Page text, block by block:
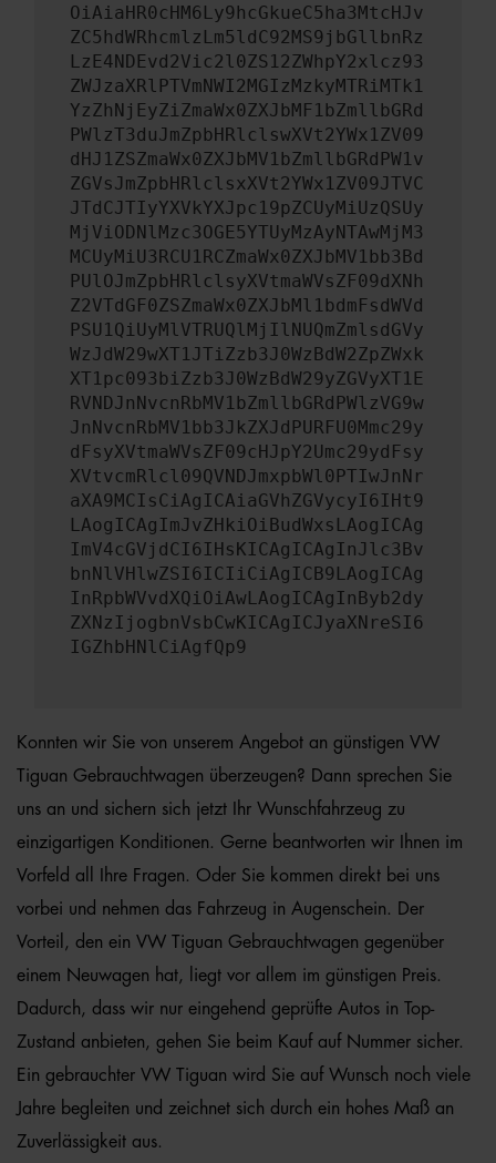
OiAiaHR0cHM6Ly9hcGkueC5ha3MtcHJv
ZC5hdWRhcmlzLm5ldC92MS9jbGllbnRz
LzE4NDEvd2Vic2l0ZS12ZWhpY2xlcz93
ZWJzaXRlPTVmNWI2MGIzMzkyMTRiMTk1
YzZhNjEyZiZmaWx0ZXJbMF1bZmllbGRd
PWlzT3duJmZpbHRlclswXVt2YWx1ZV09
dHJ1ZSZmaWx0ZXJbMV1bZmllbGRdPW1v
ZGVsJmZpbHRlclsxXVt2YWx1ZV09JTVC
JTdCJTIyYXVkYXJpc19pZCUyMiUzQSUy
MjViODNlMzc3OGE5YTUyMzAyNTAwMjM3
MCUyMiU3RCU1RCZmaWx0ZXJbMV1bb3Bd
PUlOJmZpbHRlclsyXVtmaWVsZF09dXNh
Z2VTdGF0ZSZmaWx0ZXJbMl1bdmFsdWVd
PSU1QiUyMlVTRUQlMjIlNUQmZmlsdGVy
WzJdW29wXT1JTiZzb3J0WzBdW2ZpZWxk
XT1pc093biZzb3J0WzBdW29yZGVyXT1E
RVNDJnNvcnRbMV1bZmllbGRdPWlzVG9w
JnNvcnRbMV1bb3JkZXJdPURFU0Mmc29y
dFsyXVtmaWVsZF09cHJpY2Umc29ydFsy
XVtvcmRlcl09QVNDJmxpbWl0PTIwJnNr
aXA9MCIsCiAgICAiaGVhZGVycyI6IHt9
LAogICAgImJvZHkiOiBudWxsLAogICAg
ImV4cGVjdCI6IHsKICAgICAgInJlc3Bv
bnNlVHlwZSI6ICIiCiAgICB9LAogICAg
InRpbWVvdXQiOiAwLAogICAgInByb2dy
ZXNzIjogbnVsbCwKICAgICJyaXNreSI6
IGZhbHNlCiAgfQp9
Konnten wir Sie von unserem Angebot an günstigen VW
Tiguan Gebrauchtwagen überzeugen? Dann sprechen Sie
uns an und sichern sich jetzt Ihr Wunschfahrzeug zu
einzigartigen Konditionen. Gerne beantworten wir Ihnen im
Vorfeld all Ihre Fragen. Oder Sie kommen direkt bei uns
vorbei und nehmen das Fahrzeug in Augenschein. Der
Vorteil, den ein VW Tiguan Gebrauchtwagen gegenüber
einem Neuwagen hat, liegt vor allem im günstigen Preis.
Dadurch, dass wir nur eingehend geprüfte Autos in Top-
Zustand anbieten, gehen Sie beim Kauf auf Nummer sicher.
Ein gebrauchter VW Tiguan wird Sie auf Wunsch noch viele
Jahre begleiten und zeichnet sich durch ein hohes Maß an
Zuverlässigkeit aus.